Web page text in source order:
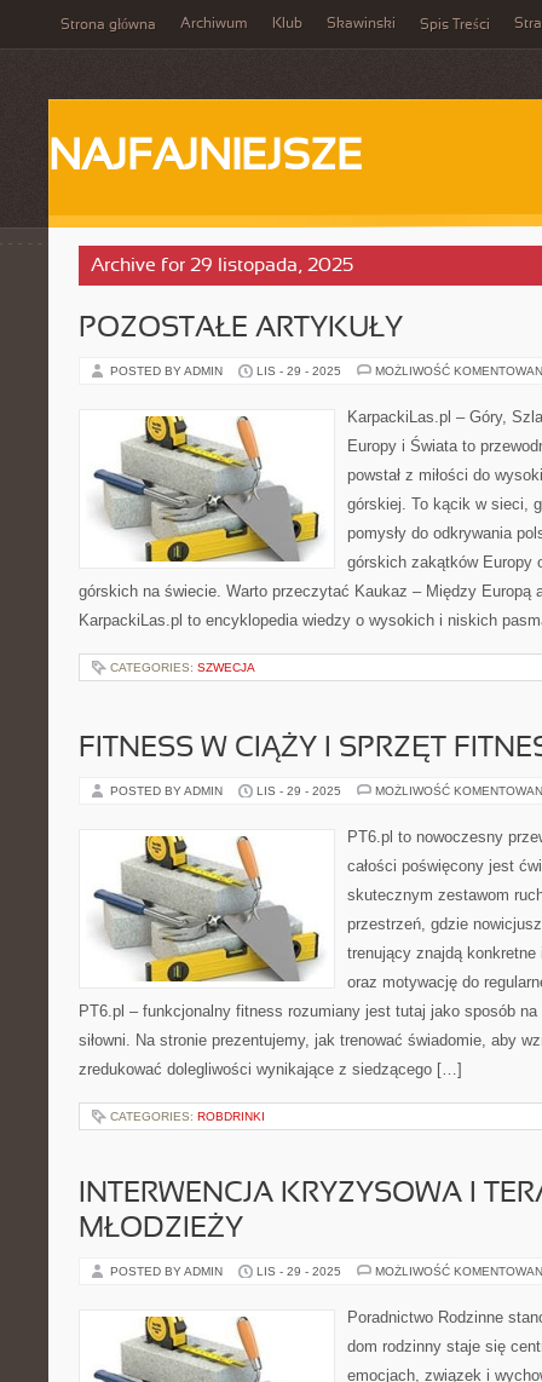
Strona główna Archiwum Klub Skawinski Spis Treści
NAJFAJNIEJSZE
Archive for 29 listopada, 2025
POZOSTAŁE ARTYKUŁY
POSTED BY ADMIN LIS - 29 - 2025 MOŻLIWOŚĆ
KarpackiLas.pl – Góry,
Europy i Świata to
powstał z miłości do
górskiej. To kącik w sieci,
pomysły do odkrywania
górskich zakątków Europy
górskich na świecie. Warto przeczytać Kaukaz – Między Europą
KarpackiLas.pl to encyklopedia wiedzy o wysokich i niskich
CATEGORIES: SZWECJA
FITNESS W CIĄŻY I SPRZĘT
POSTED BY ADMIN LIS - 29 - 2025 MOŻLIWOŚĆ
PT6.pl to nowoczesny
całości poświęcony jest
skutecznym zestawom
przestrzeń, gdzie
trenujący znajdą
oraz motywację do
PT6.pl – funkcjonalny fitness rozumiany jest tutaj jako sposób
siłowni. Na stronie prezentujemy, jak trenować świadomie, aby
zredukować dolegliwości wynikające z siedzącego […]
CATEGORIES: ROBDRINKI
INTERWENCJA KRYZYSOWA I
MŁODZIEŻY
POSTED BY ADMIN LIS - 29 - 2025 MOŻLIWOŚĆ
Poradnictwo Rodzinne
dom rodzinny staje się
emocjach, związek i